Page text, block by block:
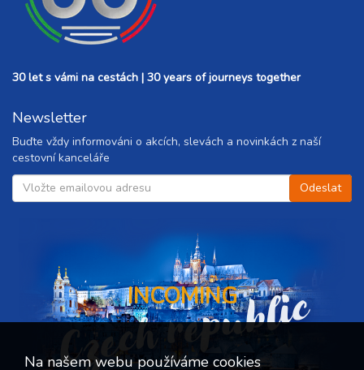
30 let s vámi na cestách | 30 years of journeys together
Newsletter
Buďte vždy informováni o akcích, slevách a novinkách z naší
cestovní kanceláře
INCOMING
Czech republic
Na našem webu používáme cookies